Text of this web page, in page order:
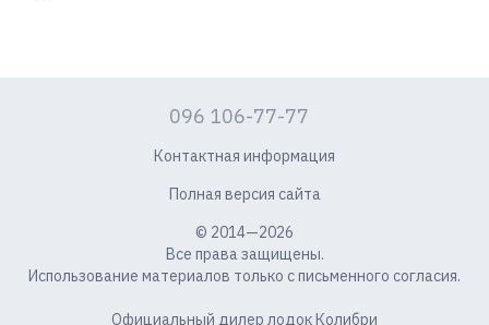
096 106-77-77
Контактная информация
Полная версия сайта
© 2014—2026
Все права защищены.
Использование материалов только с письменного согласия.
Официальный дилер лодок Колибри